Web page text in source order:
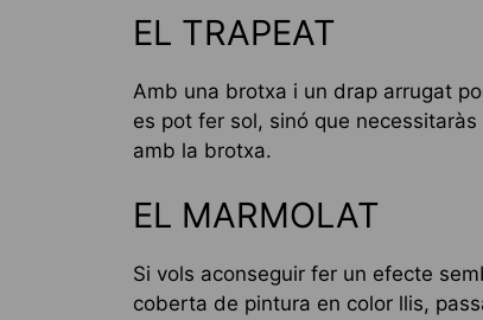
EL TRAPEAT
Amb una brotxa i un drap arrugat
es pot fer sol, sinó que
amb la brotxa.
EL MARMOLAT
Si vols aconseguir fer un efecte
coberta de pintura en color llis,